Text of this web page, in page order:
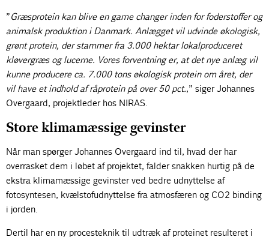
”Græsprotein kan blive en game changer inden for foderstoffer og
animalsk produktion i Danmark. Anlægget vil udvinde økologisk,
grønt protein, der stammer fra 3.000 hektar lokalproduceret
kløvergræs og lucerne. Vores forventning er, at det nye anlæg vil
kunne producere ca. 7.000 tons økologisk protein om året, der
vil have et indhold af råprotein på over 50 pct.,” siger Johannes
Overgaard, projektleder hos NIRAS.
Store klimamæssige gevinster
Når man spørger Johannes Overgaard ind til, hvad der har
overrasket dem i løbet af projektet, falder snakken hurtig på de
ekstra klimamæssige gevinster ved bedre udnyttelse af
fotosyntesen, kvælstofudnyttelse fra atmosfæren og CO2 binding
i jorden.
Dertil har en ny procesteknik til udtræk af proteinet resulteret i